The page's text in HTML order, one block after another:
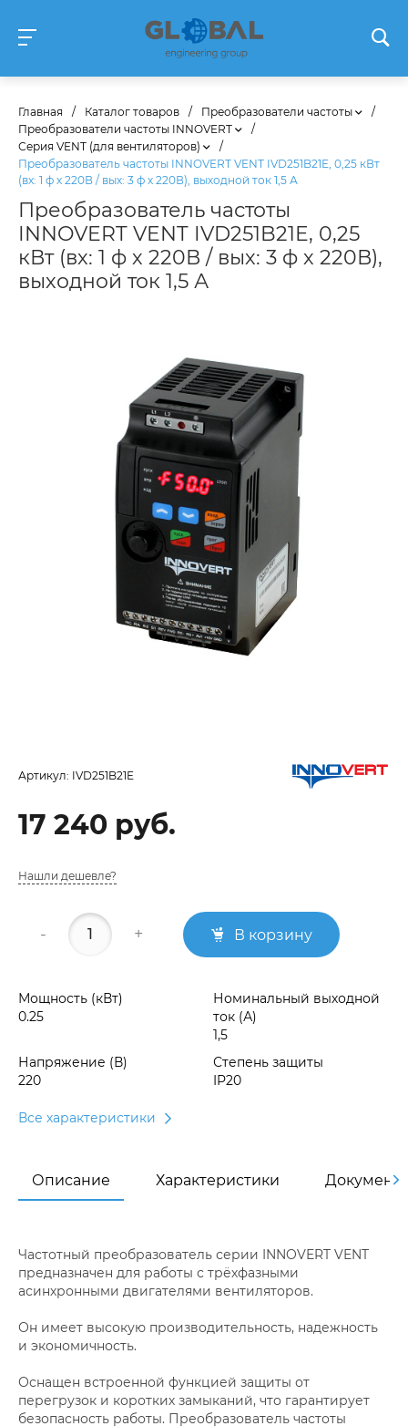
Главная / Каталог товаров / Преобразователи частоты
/
Преобразователи частоты INNOVERT
/
Серия VENT (для вентиляторов)
/
Преобразователь частоты INNOVERT VENT IVD251B21E, 0,25 кВт
(вх: 1 ф х 220В / вых: 3 ф х 220В), выходной ток 1,5 А
Преобразователь частоты
INNOVERT VENT IVD251B21E, 0,25
кВт (вх: 1 ф х 220В / вых: 3 ф х 220В),
выходной ток 1,5 А
Артикул: IVD251B21E
17 240 руб.
Нашли дешевле?
- + В корзину
Мощность (кВт)
0.25
Номинальный выходной
ток (А)
1,5
Напряжение (В)
220
Степень защиты
IP20
Все характеристики
Описание Характеристики
Частотный преобразователь серии INNOVERT VENT
предназначен для работы с трёхфазными
асинхронными двигателями вентиляторов.
Он имеет высокую производительность, надежность
и экономичность.
Оснащен встроенной функцией защиты от
перегрузок и коротких замыканий, что гарантирует
безопасность работы. Преобразователь частоты